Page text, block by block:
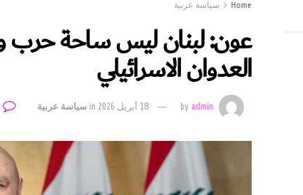
Home سياسة عربية
عون: لبنان ليس ساحة حرب
العدوان الاسرائيلي
byadmin 18 أبريل 2026 inسياسة عربية